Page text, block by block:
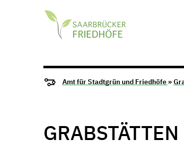
Amt für Stadtgrün und Friedhöfe »